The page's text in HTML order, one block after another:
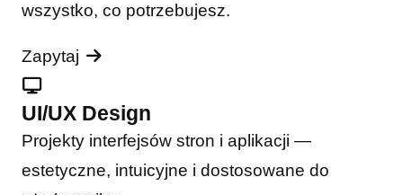
wszystko, co potrzebujesz.
Zapytaj
UI/UX Design
Projekty interfejsów stron i aplikacji —
estetyczne, intuicyjne i dostosowane do